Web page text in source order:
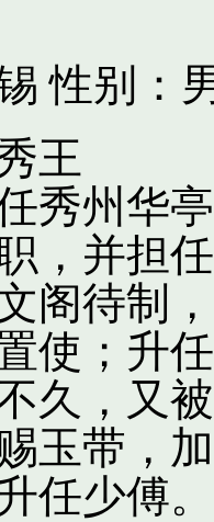
性别：
王
秀州华
，并担
阁待制
使；升
久，又
玉带，
任少傅